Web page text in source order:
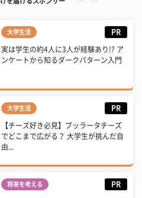
大学生活 PR
実は学生の約4人に3人が経験あり!? ア
ンケートから知るダークパターン入門
大学生活 PR
【チーズ好き必見】ブッラータチーズ
でどこまで広がる？ 大学生が挑んだ自
由...
将来を考える PR